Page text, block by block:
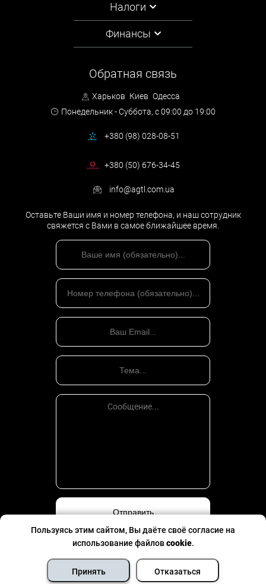
Налоги
Финансы
Обратная связь
Харьков Киев Одесса
Понедельник - Суббота, с 09:00 до 19:00
+380 (98) 028-08-51
+380 (50) 676-34-45
info@agtl.com.ua
Оставьте Ваши имя и номер телефона, и наш сотрудник
свяжется с Вами в самое ближайшее время.
Политика конфиденциальности
©Все права защищены- 2026
Пользуясь этим сайтом, Вы даёте своё согласие на
использование файловcookie.
Принять Отказаться